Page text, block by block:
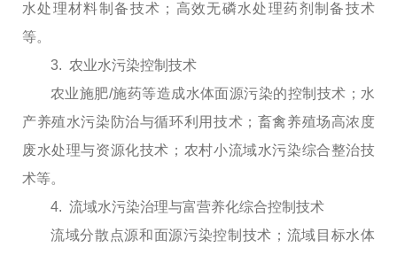
水处理材料制备技术；高效无磷水处理药剂制备技术
等。
3. 农业水污染控制技术
农业施肥/施药等造成水体面源污染的控制技术；水
产养殖水污染防治与循环利用技术；畜禽养殖场高浓度
废水处理与资源化技术；农村小流域水污染综合整治技
术等。
4. 流域水污染治理与富营养化综合控制技术
流域分散点源和面源污染控制技术；流域目标水体